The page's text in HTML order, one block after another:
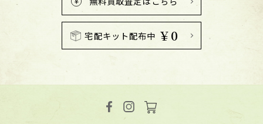
宅配キット配布中 ￥0